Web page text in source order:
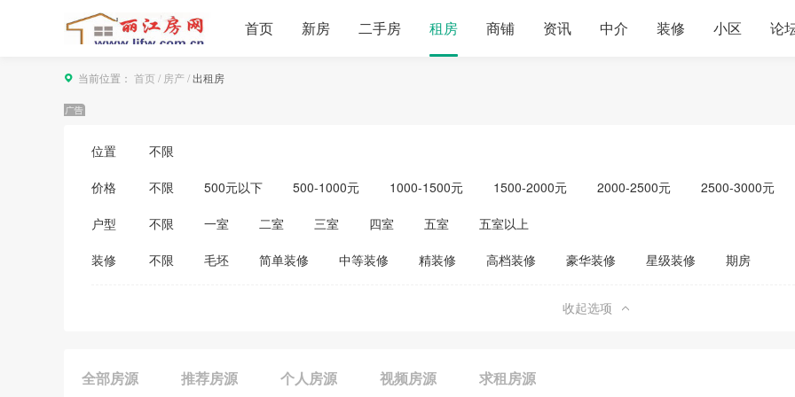
首页 新房 二手房 租房 商铺 资讯 中介 装修 小区 论
当前位置： 首页 / 房产/出租房
位置 不限
价格 不限 500元以下 500-1000元 1000-1500元 1500-2000元 2000-2500元
2500-3000元
3500-4000元
4000-5000元 5000元以上 单身公寓
户型 不限 一室 二室 三室 四室 五室 五室以上
装修 不限 毛坯 简单装修 中等装修 精装修 高档装修 豪华装修 星级装修 期房
收起选项
全部房源 推荐房源 个人房源 视频房源 求租房源